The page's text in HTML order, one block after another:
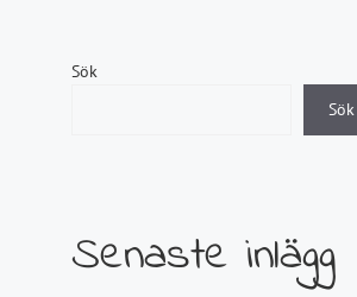
Sök
Sök
Senaste inlägg